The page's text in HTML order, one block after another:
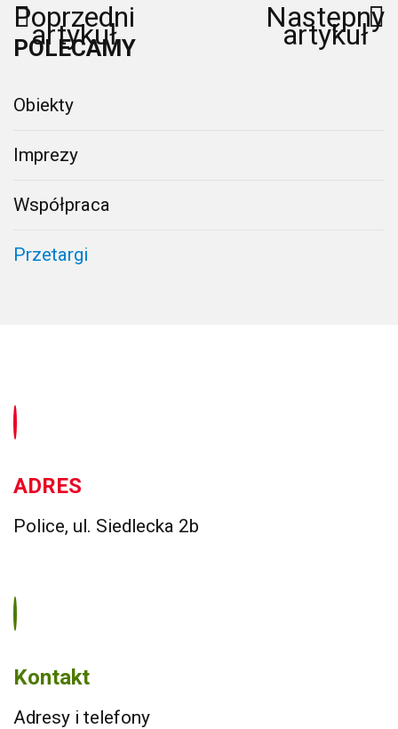
Poprzedni
artykuł
Następny
artykuł
POLECAMY
Obiekty
Imprezy
Współpraca
Przetargi
ADRES
Police, ul. Siedlecka 2b
Kontakt
Adresy i telefony